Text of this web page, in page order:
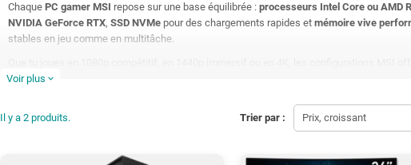
Chaque PC gamer MSI repose sur une base équilibrée : processeurs Intel Core ou AMD
NVIDIA GeForce RTX, SSD NVMe pour des chargements rapides et mémoire vive
stables en jeu comme en multitâche.
thermique et une conception orientée durabilité. Ces PC sont également adaptés au
Voir plus expand_more
Trier par : Prix, croissant
Il y a 2 produits.